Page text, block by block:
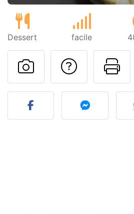
Dessert facile
Publier votre